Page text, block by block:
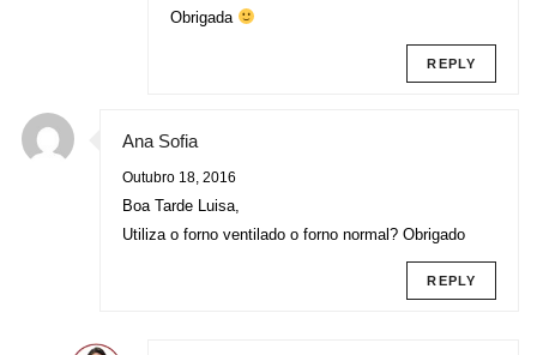
Obrigada
REPLY
Ana Sofia
Outubro 18, 2016
Boa Tarde Luisa,
Utiliza o forno ventilado o forno normal? Obrigado
REPLY